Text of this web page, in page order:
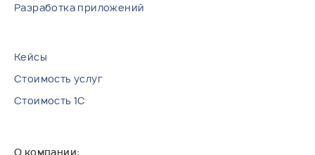
Разработка приложений
Кейсы
Стоимость услуг
Стоимость 1С